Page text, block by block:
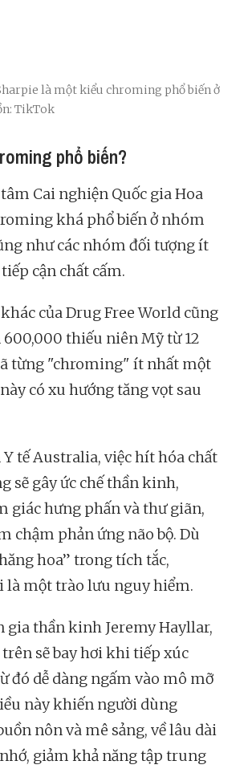
là một kiểu chroming phổ biến ở
TikTok
phổ biến?
Cai nghiện Quốc gia Hoa
khá phổ biến ở nhóm
như các nhóm đối tượng ít
cận chất cấm.
của Drug Free World cũng
600,000 thiếu niên Mỹ từ 12
từng "chroming" ít nhất một
có xu hướng tăng vọt sau
Y tế Australia, việc hít hóa chất
sẽ gây ức chế thần kinh,
giác hưng phấn và thư giãn,
chậm phản ứng não bộ. Dù
hoa” trong tích tắc,
là một trào lưu nguy hiểm.
gia thần kinh Jeremy Hayllar,
trên sẽ bay hơi khi tiếp xúc
đó dễ dàng ngấm vào mô mỡ
này khiến người dùng
nôn và mê sảng, về lâu dài
giảm khả năng tập trung